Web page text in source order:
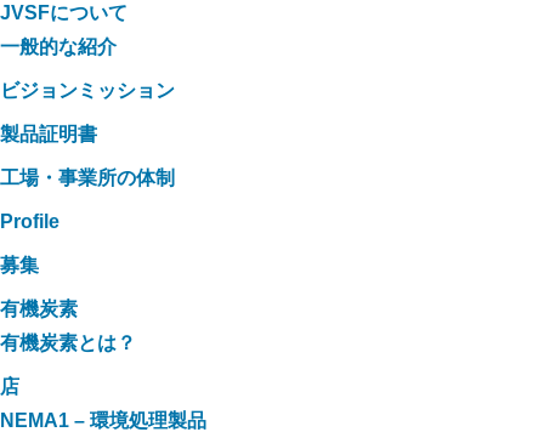
JVSFについて
一般的な紹介
ビジョンミッション
製品証明書
工場・事業所の体制
Profile
募集
有機炭素
有機炭素とは？
店
NEMA1 – 環境処理製品